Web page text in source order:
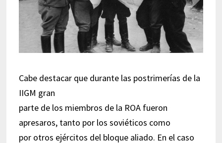
Cabe destacar que durante las postrimerías de la
IIGM gran
parte de los miembros de la ROA fueron
apresaros, tanto por los soviéticos como
por otros ejércitos del bloque aliado. En el caso